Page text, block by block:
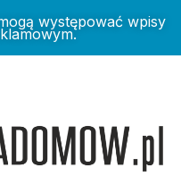
występować wpisy